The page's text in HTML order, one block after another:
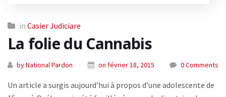
in Casier Judiciare
La folie du Cannabis
by National Pardon on février 18, 2015 0 Comments
Un article a surgis aujourd’hui à propos d’une adolescente de